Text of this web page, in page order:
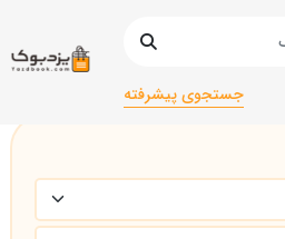
جستجوی پیشرفته